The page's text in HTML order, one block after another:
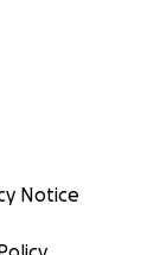
Notice